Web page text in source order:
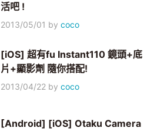
活吧 !
2013/05/01 bycoco
[iOS] 超有fu Instant110 鏡頭+底
片+顯影劑 隨你搭配!
2013/04/22 bycoco
[Android] [iOS] Otaku Camera